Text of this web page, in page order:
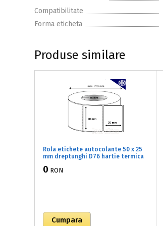
Compatibilitate
Forma eticheta
Produse similare
Rola etichete autocolante 50 x 25
mm dreptunghi D76 hartie termica
5000 buc/rola (B2x050025)
0 RON